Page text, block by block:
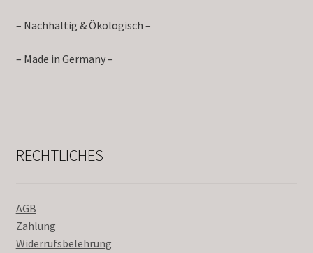
– Nachhaltig & Ökologisch –
– Made in Germany –
RECHTLICHES
AGB
Zahlung
Widerrufsbelehrung